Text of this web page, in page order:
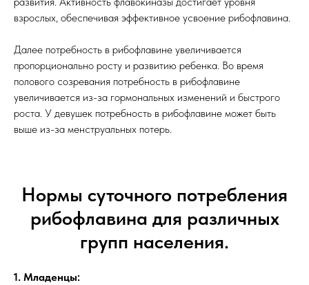
взрослых, обеспечивая эффективное усвоение рибофлавина.
Далее потребность в рибофлавине увеличивается
пропорционально росту и развитию ребенка. Во время
полового созревания потребность в рибофлавине
увеличивается из-за гормональных изменений и быстрого
роста. У девушек потребность в рибофлавине может быть
выше из-за менструальных потерь.
Нормы суточного потребления
рибофлавина для различных
групп населения.
1. Младенцы: